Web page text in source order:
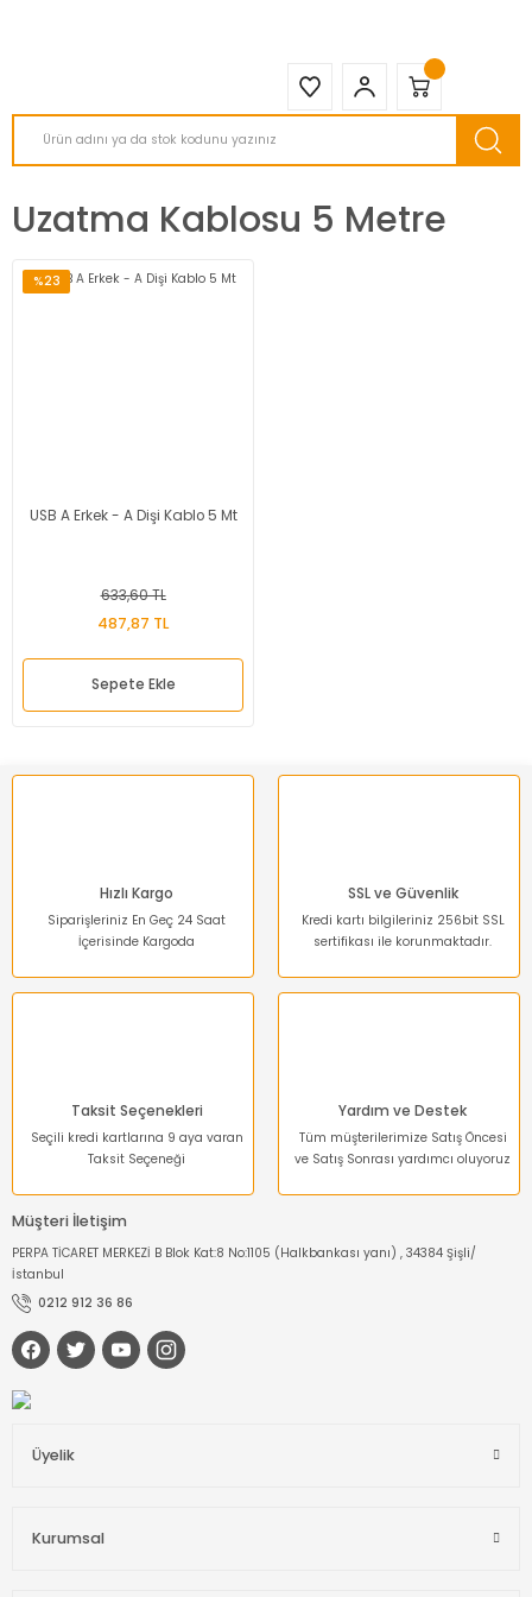
Uzatma Kablosu 5 Metre
%23
USB A Erkek - A Dişi Kablo 5 Mt
633,60 TL
487,87 TL
Sepete Ekle
Hızlı Kargo
Siparişleriniz En Geç 24 Saat
İçerisinde Kargoda
SSL ve Güvenlik
Kredi kartı bilgileriniz 256bit SSL
sertifikası ile korunmaktadır.
Taksit Seçenekleri
Seçili kredi kartlarına 9 aya varan
Taksit Seçeneği
Yardım ve Destek
Tüm müşterilerimize Satış Öncesi
ve Satış Sonrası yardımcı oluyoruz
Müşteri İletişim
PERPA TİCARET MERKEZİ B Blok Kat:8 No:1105 (Halkbankası yanı) , 34384 Şişli/
İstanbul
0212 912 36 86
Üyelik
Kurumsal